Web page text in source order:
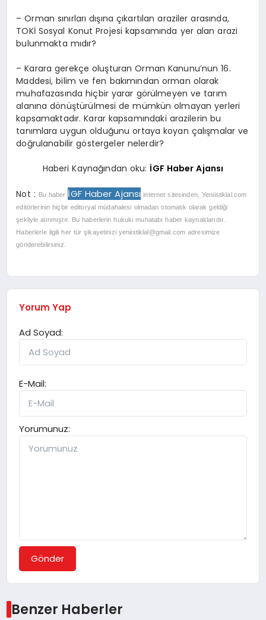
– Orman sınırları dışına çıkartılan araziler arasında,
TOKİ Sosyal Konut Projesi kapsamında yer alan arazi
bulunmakta mıdır?
– Karara gerekçe oluşturan Orman Kanunu’nun 16.
Maddesi, bilim ve fen bakımından orman olarak
muhafazasında hiçbir yarar görülmeyen ve tarım
alanına dönüştürülmesi de mümkün olmayan yerleri
kapsamaktadır. Karar kapsamındaki arazilerin bu
tanımlara uygun olduğunu ortaya koyan çalışmalar ve
doğrulanabilir göstergeler nelerdir?
Haberi Kaynağından oku: İGF Haber Ajansı
Not : Bu haber İGF Haber Ajansı internet sitesinden, Yeniistiklal.com
editörlerinin hiçbir editoryal müdahalesi olmadan otomatik olarak geldiği
şekliyle alınmıştır. Bu haberlerin hukuki muhatabı haber kaynaklarıdır.
Haberlerle ilgili her tür şikayetinizi yeniistiklal@gmail.com adresimize
gönderebilirsiniz.
Yorum Yap
Ad Soyad:
E-Mail:
Yorumunuz:
Gönder
Benzer Haberler